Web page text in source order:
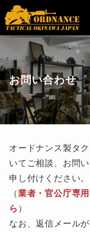
お問い合わせ
オードナンス製タ
いてご相談、お問
申し付けください。
（業者・官公庁専
ら ）
なお、返信メール